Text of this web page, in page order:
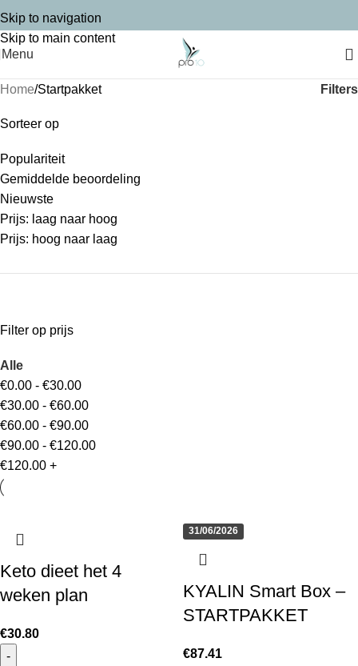
Skip to navigation
Skip to main content
Menu
Home Startpakket Filters
Sorteer op
Populariteit
Gemiddelde beoordeling
Nieuwste
Prijs: laag naar hoog
Prijs: hoog naar laag
Filter op prijs
Alle
€0.00 - €30.00
€30.00 - €60.00
€60.00 - €90.00
€90.00 - €120.00
€120.00 +
Keto dieet het 4
weken plan
€30.80
31/06/2026
KYALIN Smart Box –
STARTPAKKET
€87.41